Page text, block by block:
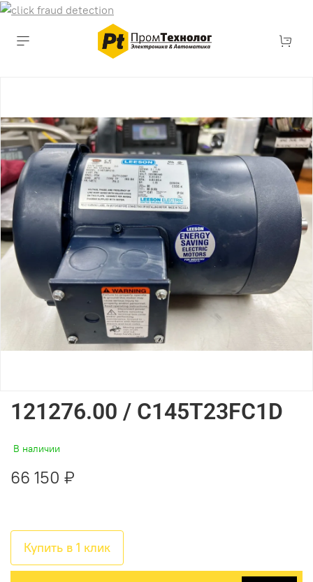
121276.00 / C145T23FC1D
В наличии
66 150 ₽
Купить в 1 клик